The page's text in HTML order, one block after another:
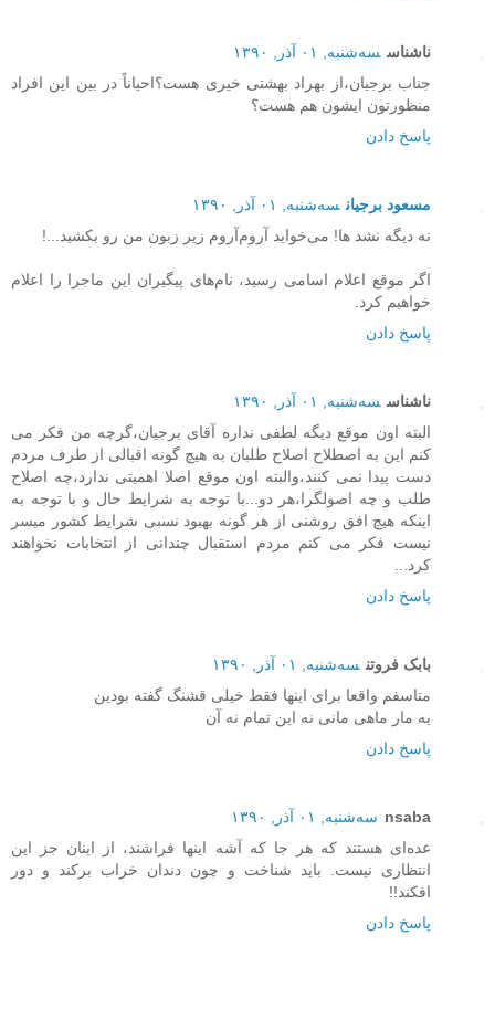
ناشناس سه‌شنبه, ۰۱ آذر, ۱۳۹۰
جناب برجیان،از بهراد بهشتی خیری هست؟احیاناً در بین این افراد
منظورتون ایشون هم هست؟
پاسخ دادن
مسعود برجیان سه‌شنبه, ۰۱ آذر, ۱۳۹۰
نه دیگه نشد ها! می‌خواید آروم‌آروم زیر زبون من رو بکشید...!
اگر موقع اعلام اسامی رسید، نام‌های پیگیران این ماجرا را اعلام
خواهیم کرد.
پاسخ دادن
ناشناس سه‌شنبه, ۰۱ آذر, ۱۳۹۰
البته اون موقع دیگه لطفی نداره آقای برجیان،گرچه من فکر می
کنم این به اصطلاح اصلاح طلبان به هیچ گونه اقبالی از طرف مردم
دست پیدا نمی کنند،والبته اون موقع اصلا اهمیتی ندارد،چه اصلاح
طلب و چه اصولگرا،هر دو...با توجه به شرایط حال و با توجه به
اینکه هیچ افق روشنی از هر گونه بهبود نسبی شرایط کشور میسر
نیست فکر می کنم مردم استقبال چندانی از انتخابات نخواهند
کرد...
پاسخ دادن
بابک فروتن سه‌شنبه, ۰۱ آذر, ۱۳۹۰
متاسفم واقعا برای اینها فقط خیلی قشنگ گفته بودین
به مار ماهی مانی نه این تمام نه آن
پاسخ دادن
nsaba سه‌شنبه, ۰۱ آذر, ۱۳۹۰
عده‌ای هستند که هر جا که آشه اینها فراشند، از اینان جز این
انتظاری نیست. باید شناخت و چون دندان خراب برکند و دور
افکند!!
پاسخ دادن